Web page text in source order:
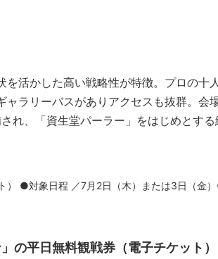
活かした高い戦略性が特徴。プロの十
ラリーバスがありアクセスも抜群。会
れ、「資生堂パーラー」をはじめとする
） ●対象日程 ／7月2日（木）または3日（金
の平日無料観戦券（電子チケット）